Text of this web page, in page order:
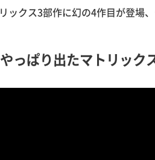
リックス3部作に幻の4作目が登場
やっぱり出たマトリック